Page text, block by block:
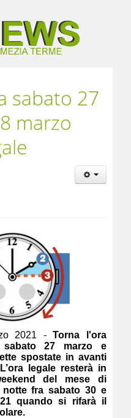
sabato 27
marzo
2021 -Torna l'ora
27 marzo e
spostate in avanti
legale resterà in
del mese di
fra sabato 30 e
quando si rifarà il